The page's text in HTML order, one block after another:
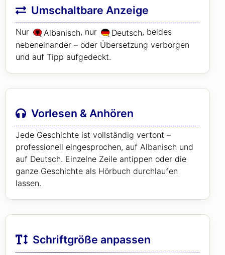
Umschaltbare Anzeige
Nur Albanisch, nur Deutsch, beides
nebeneinander – oder Übersetzung verborgen
und auf Tipp aufgedeckt.
Vorlesen & Anhören
Jede Geschichte ist vollständig vertont –
professionell eingesprochen, auf Albanisch und
auf Deutsch. Einzelne Zeile antippen oder die
ganze Geschichte als Hörbuch durchlaufen
lassen.
Schriftgröße anpassen